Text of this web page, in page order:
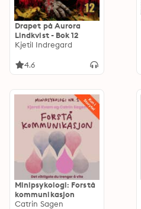
Drapet på Aurora
Lindkvist - Bok 12
Kjetil Indregard
4.6
Minipsykologi: Forstå
kommunikasjon
Catrin Sagen